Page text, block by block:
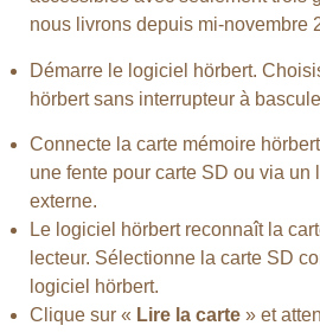
nous livrons depuis mi-novembre
Démarre le logiciel hörbert.
hörbert sans interrupteur à
Connecte la carte mémoire
une fente pour carte SD ou via un
externe.
Le logiciel hörbert reconnaît la
lecteur. Sélectionne la carte SD
logiciel hörbert.
Clique sur « Lire la carte » et